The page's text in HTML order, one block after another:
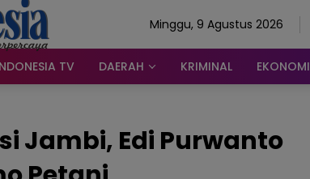
Minggu, 9 Agustus 2026
TV DAERAH KRIMINAL EKONOMI
Jambi, Edi Purwanto